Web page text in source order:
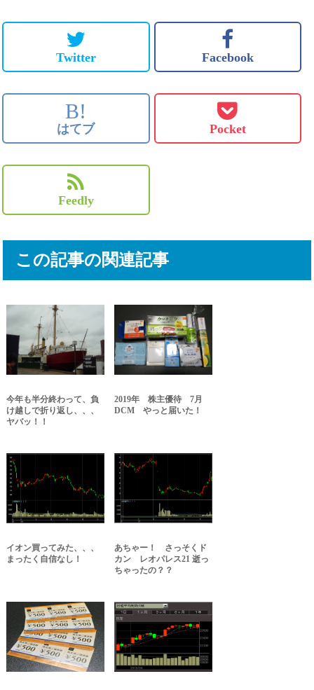
Twitter Facebook
B!
はてブ Pocket
Feedly
この記事の関連記事
今年も半分終わって、負
け越しで折り返し、、、
ヤバッ！！
2019年 株主優待 7月
DCM やっと届いた！
イオン買ってみた、、、
まったく自信なし！
あちゃー！ さっそくド
カン レオパレス21 逝っ
ちゃったの？？